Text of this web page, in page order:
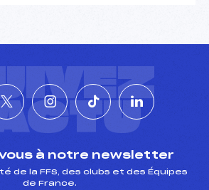
à notre newsletter
de la FFS, des clubs et des Équipes
de France.